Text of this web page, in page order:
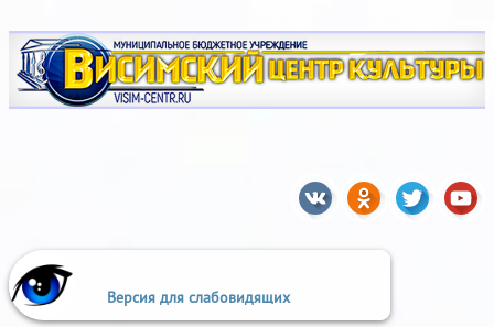
Версия для слабовидящих